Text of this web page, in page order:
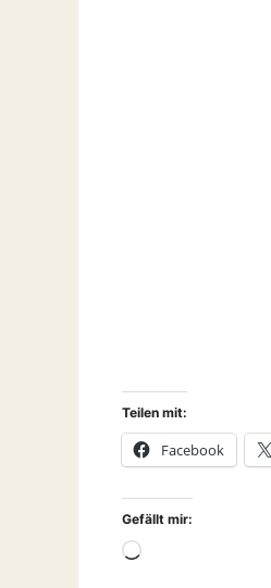
Teilen mit:
Facebook
Gefällt mir:
Wird